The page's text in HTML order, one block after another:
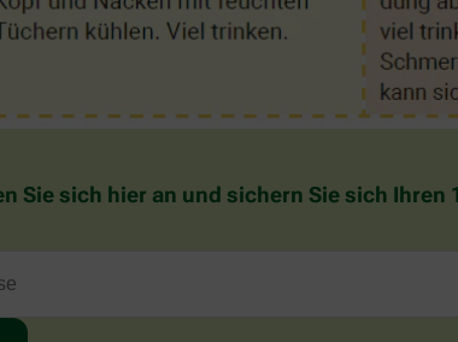
Sie sich hier an und sichern Sie sich